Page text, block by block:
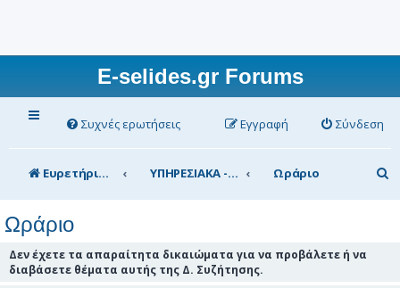
E-selides.gr Forums
Συχνές ερωτήσεις Σύνδεση
Εγγραφή
Ευρετήριο Δ. Συζήτησης ΥΠΗΡΕΣΙΑΚΑ - ΣΥΖΗΤΗΣΕΙΣ (για τα μέλη) Ωράριο
ν
Ωράριο
Δεν έχετε τα απαραίτητα δικαιώματα για να προβάλετε ή να
διαβάσετε θέματα αυτής της Δ. Συζήτησης.